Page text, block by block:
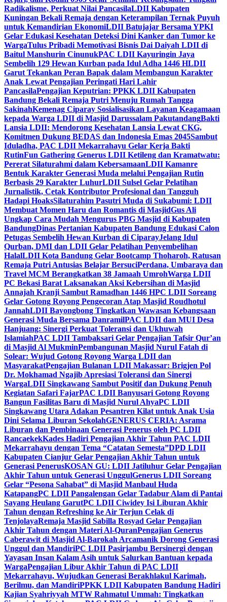
Radikalisme, Perkuat Nilai PancasilaLDII Kabupaten
Kuningan Bekali Remaja dengan Keterampilan Ternak Puyuh
untuk Kemandirian EkonomiLDII Batujajar Bersama YPKI
Gelar Edukasi Kesehatan Deteksi Dini Kanker dan Tumor ke
WargaTulus Pribadi Memotivasi Bisnis Dai Daiyah LDII di
Baitul Manshurin CinunukPAC LDII Kayuringin Jaya
Sembelih 129 Hewan Kurban pada Idul Adha 1446 HLDII
Garut Tekankan Peran Bapak dalam Membangun Karakter
Anak Lewat Pengajian Peringati Hari Lahir
PancasilaPengajian Keputrian: PPKK LDII Kabupaten
Bandung Bekali Remaja Putri Menuju Rumah Tangga
SakinahKemenag Ciparay Sosialisasikan Layanan Keagamaan
kepada Warga LDII di Masjid Darussalam PakutandangBakti
Lansia LDII: Mendorong Kesehatan Lansia Lewat CKG,
Komitmen Dukung BEDAS dan Indonesia Emas 2045Sambut
Iduladha, PAC LDII Mekarrahayu Gelar Kerja Bakti
RutinFun Gathering Generus LDII Ketileng dan Kramatwatu:
Pererat Silaturahmi dalam KebersamaanLDII Kamanre
Bentuk Karakter Generasi Muda melalui Pengajian Rutin
Berbasis 29 Karakter LuhurLDII Sulsel Gelar Pelatihan
Jurnalistik, Cetak Kontributor Profesional dan Tangguh
Hadapi HoaksSilaturahim Pasutri Muda di Sukabumi: LDII
Membuat Momen Haru dan Romantis di MasjidGus Ali
Ungkap Cara Mudah Mengurus PBG Masjid di Kabupaten
BandungDinas Pertanian Kabupaten Bandung Edukasi Calon
Petugas Sembelih Hewan Kurban di CiparayJelang Idul
Qurban, DMI dan LDII Gelar Pelatihan Penyembelihan
HalalLDII Kota Bandung Gelar Bootcamp Thoharoh, Ratusan
Remaja Putri Antusias Belajar BersuciPerdana, Umbaraya dan
Travel MCM Berangkatkan 38 Jamaah UmrohWarga LDII
PC Bekasi Barat Laksanakan Aksi Kebersihan di Masjid
Annajah Kranji Sambut Ramadhan 1446 HPC LDII Soreang
Gelar Gotong Royong Pengecoran Atap Masjid Roudhotul
JannahLDII Bayongbong Tingkatkan Wawasan Kebangsaan
Generasi Muda Bersama DanramilPAC LDII dan MUI Desa
Hanjuang: Sinergi Perkuat Toleransi dan Ukhuwah
IslamiahPAC LDII Tambaksari Gelar Pengajian Tafsir Qur’an
di Masjid Al MukminPembangunan Masjid Nurul Fatah di
Solear: Wujud Gotong Royong Warga LDII dan
MasyarakatPengajian Bulanan LDII Makassar: Brigjen Pol
Dr. Mokhamad Ngajib Apresiasi Toleransi dan Sinergi
WargaLDII Singkawang Sambut Positif dan Dukung Penuh
Kegiatan Safari FajarPAC LDII Banyusari Gotong Royong
Bangun Fasilitas Baru di Masjid Nurul AhyaPC LDII
Singkawang Utara Adakan Pesantren Kilat untuk Anak Usia
Dini Selama Liburan SekolahGENERUS CERIA: Asrama
Liburan dan Pembinaan Generasi Penerus oleh PC LDII
RancaekekKades Hadiri Pengajian Akhir Tahun PAC LDII
Mekarrahayu dengan Tema “Catatan Semesta”DPD LDII
Kabupaten Cianjur Gelar Pengajian Akhir Tahun untuk
Generasi PenerusKOSAN GU: LDII Jatiluhur Gelar Pengajian
Akhir Tahun untuk Generasi UnggulGenerus LDII Soreang
Gelar “Pesona Sahabat” di Masjid Manbaul Huda
KatapangPC LDII Pangalengan Gelar Tadabur Alam di Pantai
Sayang Heulang GarutPC LDII Ciwidey Isi Liburan Akhir
Tahun dengan Refreshing ke Air Terjun Celak di
TenjolayaRemaja Masjid Sabilla Rosyad Gelar Pengajian
Akhir Tahun dengan Materi Al-QuranPengajian Generus
Caberawit di Masjid Al-Barokah Arcamanik Dorong Generasi
Unggul dan MandiriPC LDII Pasirjambu Bersinergi dengan
Yayasan Insan Kalam Asih untuk Salurkan Bantuan kepada
WargaPengajian Libur Akhir Tahun di PAC LDII
Mekarrahayu, Wujudkan Generasi Berakhlakul Karimah,
Berilmu, dan MandiriPPKK LDII Kabupaten Bandung Hadiri
Kajian Syahriyyah MTW Rahmatul Ummah: Tingkatkan